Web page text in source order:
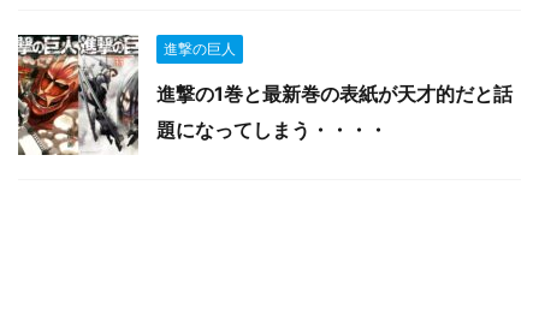
進撃の巨人
進撃の1巻と最新巻の表紙が天才的だと話
題になってしまう・・・・